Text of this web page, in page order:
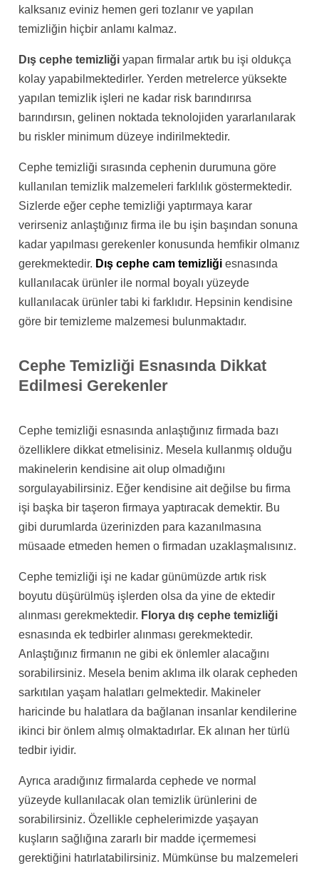
kalksanız eviniz hemen geri tozlanır ve yapılan
temizliğin hiçbir anlamı kalmaz.
Dış cephe temizliği yapan firmalar artık bu işi oldukça
kolay yapabilmektedirler. Yerden metrelerce yüksekte
yapılan temizlik işleri ne kadar risk barındırırsa
barındırsın, gelinen noktada teknolojiden yararlanılarak
bu riskler minimum düzeye indirilmektedir.
Cephe temizliği sırasında cephenin durumuna göre
kullanılan temizlik malzemeleri farklılık göstermektedir.
Sizlerde eğer cephe temizliği yaptırmaya karar
verirseniz anlaştığınız firma ile bu işin başından sonuna
kadar yapılması gerekenler konusunda hemfikir olmanız
gerekmektedir. Dış cephe cam temizliğiesnasında
kullanılacak ürünler ile normal boyalı yüzeyde
kullanılacak ürünler tabi ki farklıdır. Hepsinin kendisine
göre bir temizleme malzemesi bulunmaktadır.
Cephe Temizliği Esnasında Dikkat
Edilmesi Gerekenler
Cephe temizliği esnasında anlaştığınız firmada bazı
özelliklere dikkat etmelisiniz. Mesela kullanmış olduğu
makinelerin kendisine ait olup olmadığını
sorgulayabilirsiniz. Eğer kendisine ait değilse bu firma
işi başka bir taşeron firmaya yaptıracak demektir. Bu
gibi durumlarda üzerinizden para kazanılmasına
müsaade etmeden hemen o firmadan uzaklaşmalısınız.
Cephe temizliği işi ne kadar günümüzde artık risk
boyutu düşürülmüş işlerden olsa da yine de ektedir
alınması gerekmektedir. Florya dış cephe temizliği
esnasında ek tedbirler alınması gerekmektedir.
Anlaştığınız firmanın ne gibi ek önlemler alacağını
sorabilirsiniz. Mesela benim aklıma ilk olarak cepheden
sarkıtılan yaşam halatları gelmektedir. Makineler
haricinde bu halatlara da bağlanan insanlar kendilerine
ikinci bir önlem almış olmaktadırlar. Ek alınan her türlü
tedbir iyidir.
Ayrıca aradığınız firmalarda cephede ve normal
yüzeyde kullanılacak olan temizlik ürünlerini de
sorabilirsiniz. Özellikle cephelerimizde yaşayan
kuşların sağlığına zararlı bir madde içermemesi
gerektiğini hatırlatabilirsiniz. Mümkünse bu malzemeleri